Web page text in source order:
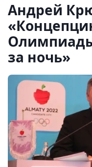
Андрей
за ночь»